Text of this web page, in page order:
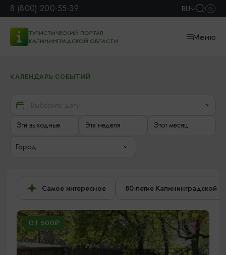
8 (800) 200-55-39 RU
ТУРИСТИЧЕСКИЙ ПОРТАЛ
КАЛИНИНГРАДСКОЙ ОБЛАСТИ
Меню
КАЛЕНДАРЬ СОБЫТИЙ
Эти выходные Эта неделя Этот месяц
Город
Самое интересное 80-летие Калининградской
ОТ 500₽